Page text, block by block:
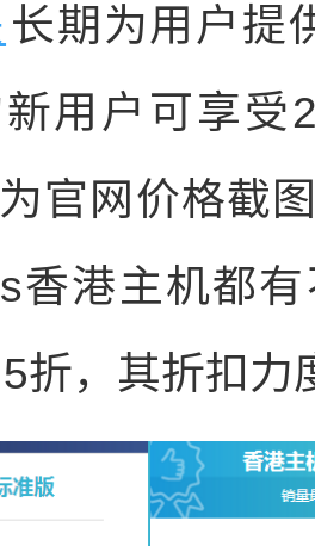
长期为用户提
用户可享受
官网价格截
香港主机都
折，其折扣力